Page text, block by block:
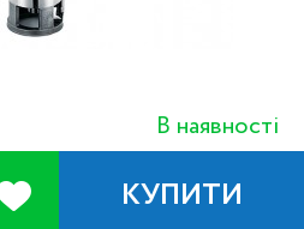
В наявності
КУПИТИ